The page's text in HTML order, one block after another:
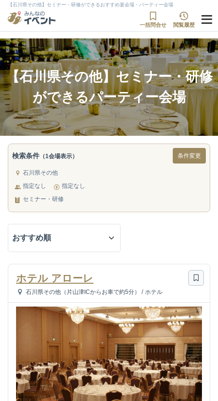
【石川県その他】セミナー・研修ができるおすすめ宴会場・パーティー会場
一括問合せ 閲覧履歴
【石川県その他】セミナー・研修
ができるパーティー会場
検索条件 （1会場表示） 条件変更
石川県その他
指定なし
指定なし
セミナー・研修
ホテル アローレ
石川県その他（片山津ICからお車で約5分） / ホテル